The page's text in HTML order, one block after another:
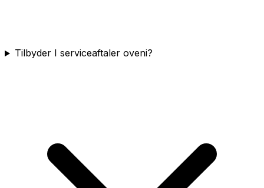
Tilbyder I serviceaftaler oveni?